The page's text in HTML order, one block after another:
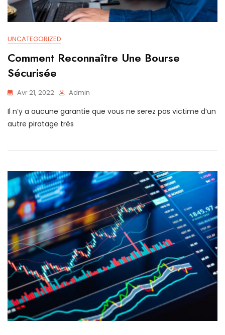
UNCATEGORIZED
Comment Reconnaître Une Bourse
Sécurisée
Avr 21, 2022 Admin
Il n’y a aucune garantie que vous ne serez pas victime d’un
autre piratage très